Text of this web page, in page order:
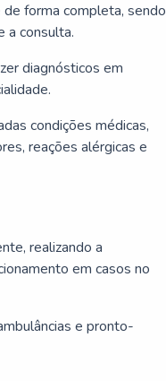
forma completa, sendo
a consulta.
diagnósticos em
condições médicas,
reações alérgicas e
realizando a
em casos no
e pronto-